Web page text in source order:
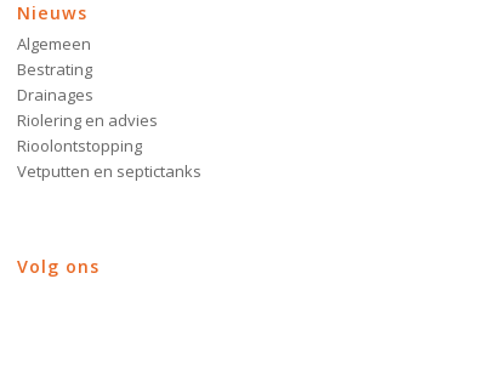
Nieuws
Algemeen
Bestrating
Drainages
Riolering en advies
Rioolontstopping
Vetputten en septictanks
Volg ons